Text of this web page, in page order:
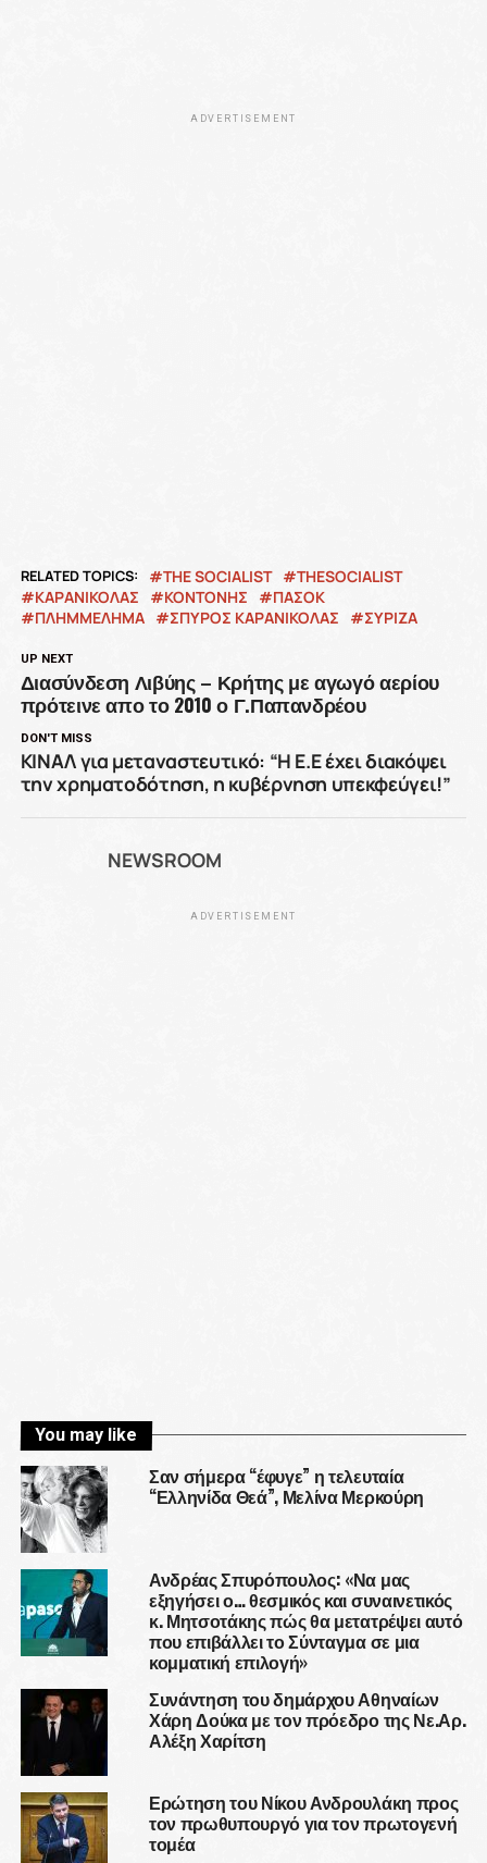
ADVERTISEMENT
RELATED TOPICS: THE SOCIALIST
THESOCIALIST
ΚΑΡΑΝΙΚΟΛΑΣ
ΚΟΝΤΟΝΗΣ
ΠΑΣΟΚ
ΠΛΗΜΜΕΛΗΜΑ
ΣΠΥΡΟΣ ΚΑΡΑΝΙΚΟΛΑΣ ΣΥΡΙΖΑ
UP NEXT
Διασύνδεση Λιβύης – Κρήτης με αγωγό αερίου
πρότεινε απο το 2010 ο Γ.Παπανδρέου
DON'T MISS
ΚΙΝΑΛ για μεταναστευτικό: “Η Ε.Ε έχει διακόψει
την χρηματοδότηση, η κυβέρνηση υπεκφεύγει!”
NEWSROOM
ADVERTISEMENT
You may like
Σαν σήμερα “έφυγε” η τελευταία
“Ελληνίδα Θεά”, Μελίνα Μερκούρη
Ανδρέας Σπυρόπουλος: «Να μας
εξηγήσει ο… θεσμικός και συναινετικός
κ. Μητσοτάκης πώς θα μετατρέψει αυτό
που επιβάλλει το Σύνταγμα σε μια
κομματική επιλογή»
Συνάντηση του δημάρχου Αθηναίων
Χάρη Δούκα με τον πρόεδρο της Νε.Αρ.
Αλέξη Χαρίτση
Ερώτηση του Νίκου Ανδρουλάκη προς
τον πρωθυπουργό για τον πρωτογενή
τομέα